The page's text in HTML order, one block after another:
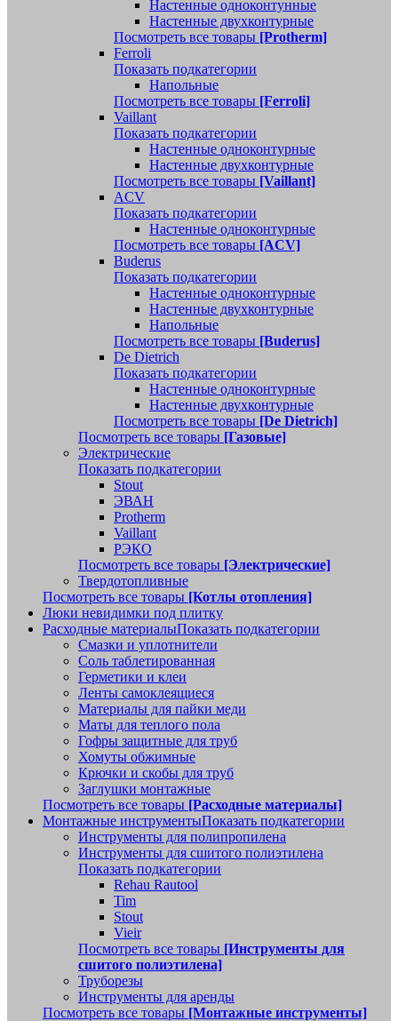
Настенные одноконтунные
Настенные двухконтурные
Посмотреть все товары [Protherm]
Ferroli
Показать подкатегории
Напольные
Посмотреть все товары [Ferroli]
Vaillant
Показать подкатегории
Настенные одноконтурные
Настенные двухконтурные
Посмотреть все товары [Vaillant]
ACV
Показать подкатегории
Настенные одноконтурные
Посмотреть все товары [ACV]
Buderus
Показать подкатегории
Настенные одноконтурные
Настенные двухконтурные
Напольные
Посмотреть все товары [Buderus]
De Dietrich
Показать подкатегории
Настенные одноконтурные
Настенные двухконтурные
Посмотреть все товары [De Dietrich]
Посмотреть все товары [Газовые]
Электрические
Показать подкатегории
Stout
ЭВАН
Protherm
Vaillant
РЭКО
Посмотреть все товары [Электрические]
Твердотопливные
Посмотреть все товары [Котлы отопления]
Люки невидимки под плитку
Расходные материалыПоказать подкатегории
Смазки и уплотнители
Соль таблетированная
Герметики и клеи
Ленты самоклеящиеся
Материалы для пайки меди
Маты для теплого пола
Гофры защитные для труб
Хомуты обжимные
Крючки и скобы для труб
Заглушки монтажные
Посмотреть все товары [Расходные материалы]
Монтажные инструментыПоказать подкатегории
Инструменты для полипропилена
Инструменты для сшитого полиэтилена
Показать подкатегории
Rehau Rautool
Tim
Stout
Vieir
Посмотреть все товары [Инструменты для
сшитого полиэтилена]
Труборезы
Инструменты для аренды
Посмотреть все товары [Монтажные инструменты]